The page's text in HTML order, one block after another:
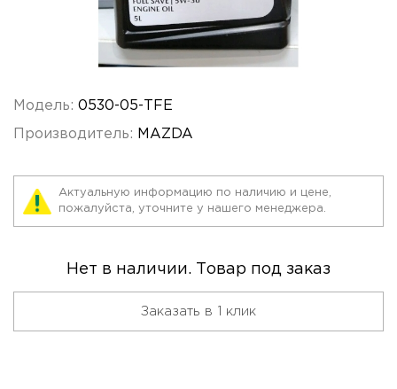
Модель: 0530-05-TFE
Производитель: MAZDA
Актуальную информацию по наличию и цене,
пожалуйста, уточните у нашего менеджера.
Нет в наличии. Товар под заказ
Заказать в 1 клик